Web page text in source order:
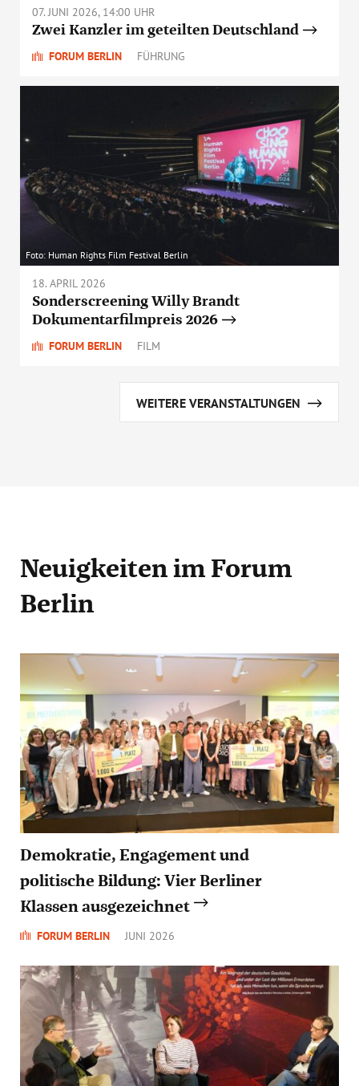
07. JUNI 2026, 14:00 UHR
Zwei Kanzler im geteilten Deutschland
FORUM BERLIN FÜHRUNG
Foto: Human Rights Film Festival Berlin
18. APRIL 2026
Sonderscreening Willy Brandt
Dokumentarfilmpreis 2026
FORUM BERLIN FILM
WEITERE VERANSTALTUNGEN
Neuigkeitenim Forum
Berlin
Demokratie, Engagement und
politische Bildung: Vier Berliner
Klassen ausgezeichnet
FORUM BERLIN JUNI 2026